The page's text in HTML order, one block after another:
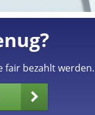
fair bezahlt werden.